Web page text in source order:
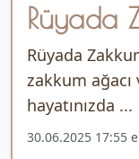
Rüyada
Rüyada
zakkum
hayatınızda ...
30.06.2025 17:55